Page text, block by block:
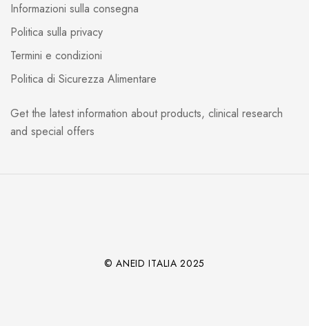
Informazioni sulla consegna
Politica sulla privacy
Termini e condizioni
Politica di Sicurezza Alimentare
Get the latest information about products, clinical research
and special offers
© ANEID ITALIA 2025